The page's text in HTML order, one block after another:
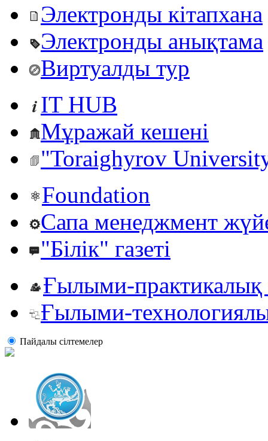
Электронды кітапхана
Электронды анықтама
Виртуалды тур
IT HUB
Мұражай кешені
"Toraighyrov
Foundation
Сапа менеджмент
"Білік" газеті
Ғылыми-практикалық
Ғылыми-
Пайдалы сiлтемелер